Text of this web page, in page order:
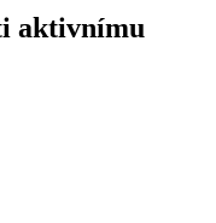
aktivnímu